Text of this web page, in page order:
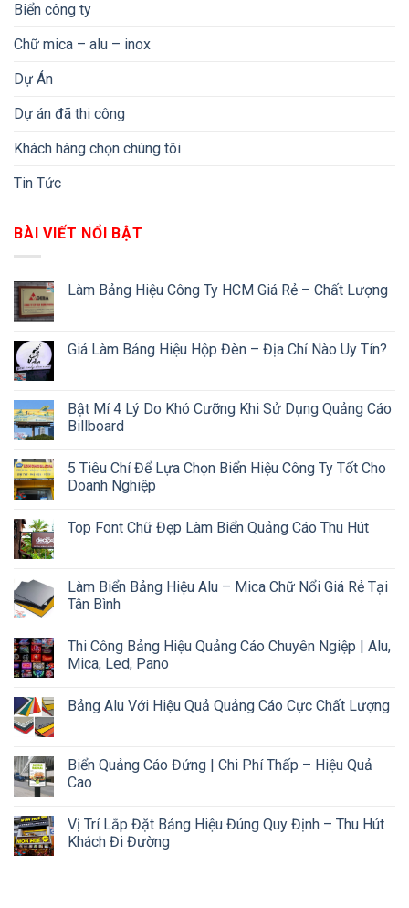
Biển công ty
Chữ mica – alu – inox
Dự Án
Dự án đã thi công
Khách hàng chọn chúng tôi
Tin Tức
BÀI VIẾT NỔI BẬT
Làm Bảng Hiệu Công Ty HCM Giá Rẻ – Chất Lượng
Giá Làm Bảng Hiệu Hộp Đèn – Địa Chỉ Nào Uy Tín?
Bật Mí 4 Lý Do Khó Cưỡng Khi Sử Dụng Quảng Cáo
Billboard
5 Tiêu Chí Để Lựa Chọn Biển Hiệu Công Ty Tốt Cho
Doanh Nghiệp
Top Font Chữ Đẹp Làm Biển Quảng Cáo Thu Hút
Làm Biển Bảng Hiệu Alu – Mica Chữ Nổi Giá Rẻ Tại
Tân Bình
Thi Công Bảng Hiệu Quảng Cáo Chuyên Ngiệp | Alu,
Mica, Led, Pano
Bảng Alu Với Hiệu Quả Quảng Cáo Cực Chất Lượng
Biển Quảng Cáo Đứng | Chi Phí Thấp – Hiệu Quả
Cao
Vị Trí Lắp Đặt Bảng Hiệu Đúng Quy Định – Thu Hút
Khách Đi Đường